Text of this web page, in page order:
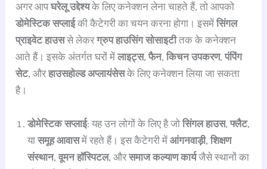
अगर आपघरेलू उद्देश्यके लिए कनेक्शन लेना चाहते हैं, तो आपको
डोमेस्टिक सप्लाईकी कैटेगरी का चयन करना होगा। इसमेंसिंगल
प्राइवेट हाउससे लेकरग्रुप हाउसिंग सोसाइटीतक के कनेक्शन
आते हैं। इसके अंतर्गत घरों मेंलाइट्स,फैन,किचन उपकरण,पंपिंग
सेट, औरहाउसहोल्ड अप्लायंसेसके लिए कनेक्शन लिया जा सकता
है।
डोमेस्टिक सप्लाई: यह उन लोगों के लिए है जोसिंगल हाउस,फ्लैट,
यासमूह आवासमें रहते हैं। इस कैटेगरी मेंआंगनवाड़ी,शिक्षण
संस्थान,वूमन हॉस्पिटल, औरसमाज कल्याण कार्यजैसे स्थानों का